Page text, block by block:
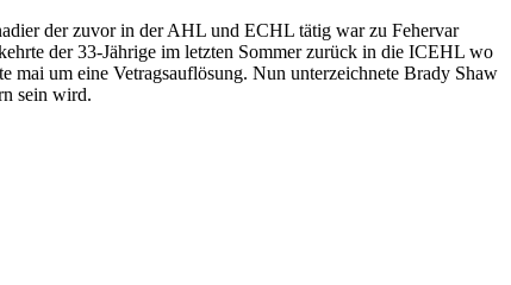
der zuvor in der AHL und ECHL tätig war zu Fehervar
der 33-Jährige im letzten Sommer zurück in die ICEHL wo
mai um eine Vetragsauflösung. Nun unterzeichnete Brady Shaw
sein wird.